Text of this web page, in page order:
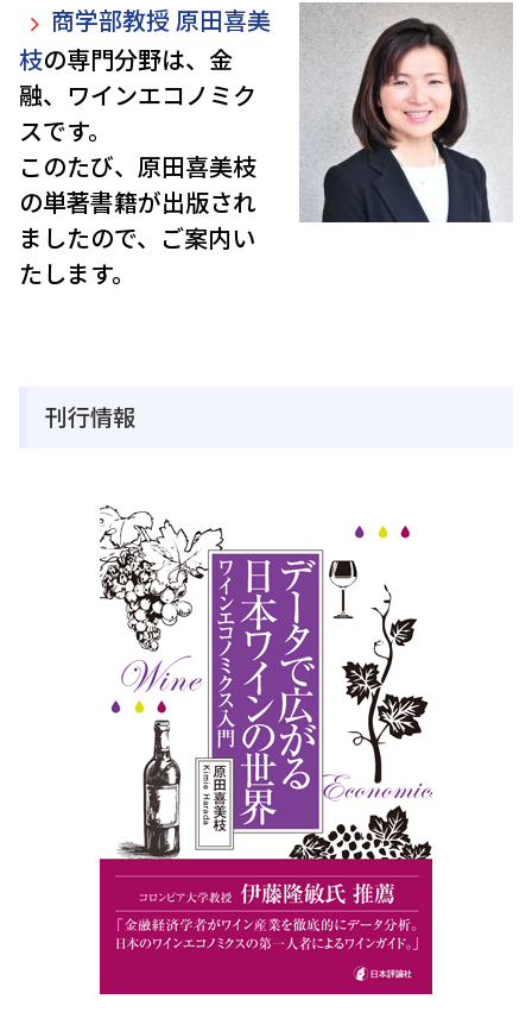
商学部教授 原田喜美
枝の専門分野は、金
融、ワインエコノミク
スです。
このたび、原田喜美枝
の単著書籍が出版され
ましたので、ご案内い
たします。
刊行情報